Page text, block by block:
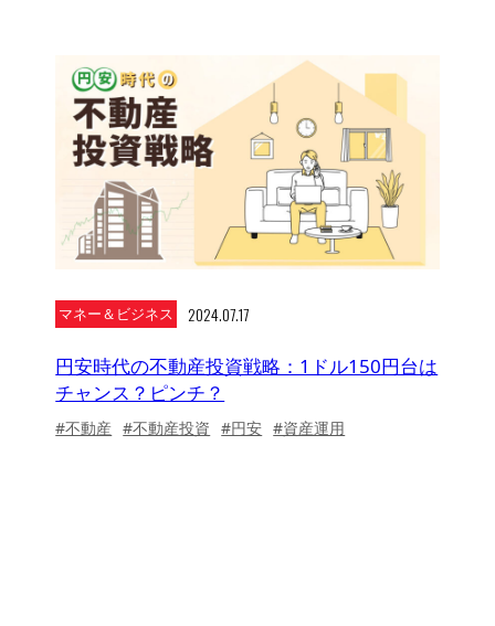
マネー＆ビジネス 2024.07.17
円安時代の不動産投資戦略：1ドル150円台は
チャンス？ピンチ？
#不動産 #不動産投資 #円安 #資産運用